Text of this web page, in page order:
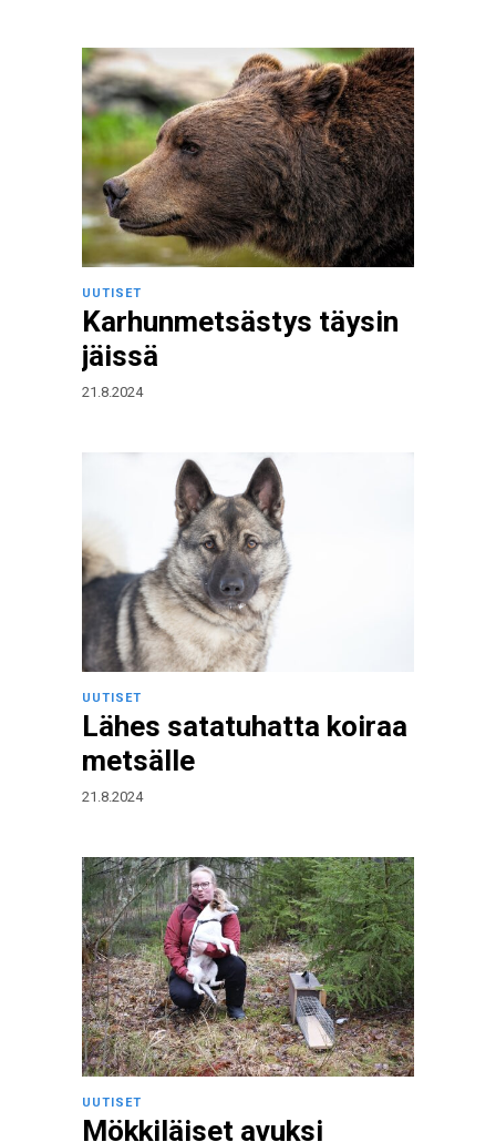
UUTISET
Karhunmetsästys täysin
jäissä
21.8.2024
UUTISET
Lähes satatuhatta koiraa
metsälle
21.8.2024
UUTISET
Mökkiläiset avuksi